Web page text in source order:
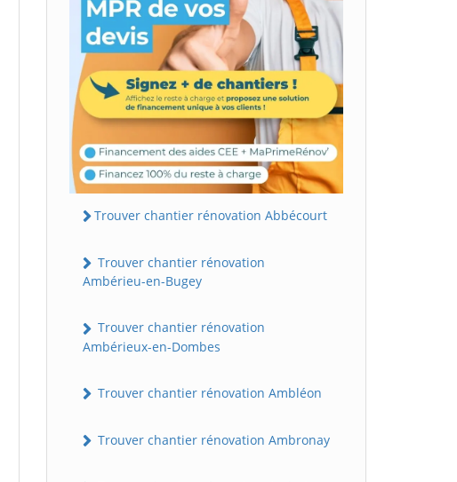
Trouver chantier rénovation Abbécourt
Trouver chantier rénovation
Ambérieu-en-Bugey
Trouver chantier rénovation
Ambérieux-en-Dombes
Trouver chantier rénovation Ambléon
Trouver chantier rénovation Ambronay